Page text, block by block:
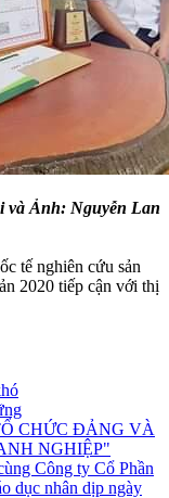
và Ảnh: Nguyễn Lan
CHỨC ĐẢNG VÀ
NGHIỆP"
Công ty Cổ Phần
dục nhân dịp ngày